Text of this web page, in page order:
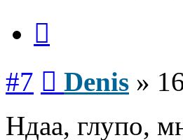
#7 Denis »
Ндаа, глупо,